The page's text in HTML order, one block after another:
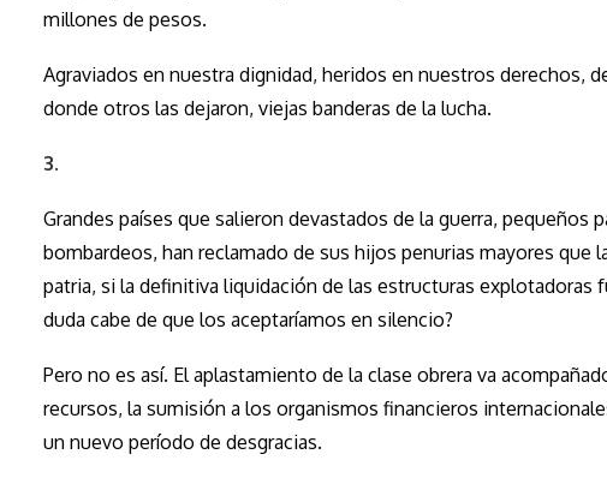
millones de pesos.
Agraviados en nuestra dignidad, heridos en nuestros derechos,
donde otros las dejaron, viejas banderas de la lucha.
3.
Grandes países que salieron devastados de la guerra, pequeños
bombardeos, han reclamado de sus hijos penurias mayores que
patria, si la definitiva liquidación de las estructuras explotadoras
duda cabe de que los aceptaríamos en silencio?
Pero no es así. El aplastamiento de la clase obrera va
recursos, la sumisión a los organismos financieros
un nuevo período de desgracias.